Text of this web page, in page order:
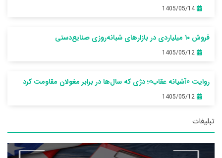
1405/05/14
فروش ۱۰ میلیاردی در بازارهای شبانه‌روزی صنایع‌دستی
1405/05/12
روایت «آشیانه عقاب»؛ دژی که سال‌ها در برابر مغولان مقاومت کرد
1405/05/12
تبلیغات